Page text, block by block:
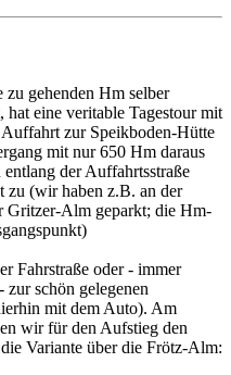
gehenden Hm selber
hat eine veritable Tagestour mit
zur Speikboden-Hütte
mit nur 650 Hm daraus
der Auffahrtsstraße
zu (wir haben z.B. an der
Gritzer-Alm geparkt; die Hm-
Fahrstraße oder - immer
schön gelegenen
mit dem Auto). Am
wir für den Aufstieg den
Variante über die Frötz-Alm: